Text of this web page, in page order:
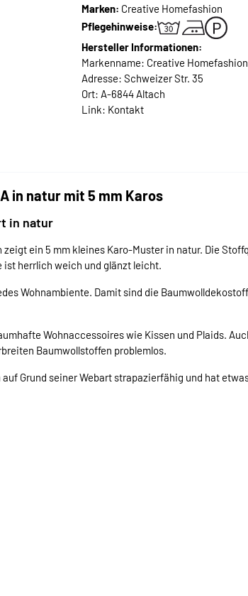
Marken: Creative Homefashion
Pflegehinweise:
Hersteller Informationen:
Markenname: Creative Homefashion
Adresse: Schweizer Str. 35
Ort: A-6844 Altach
Link: Kontakt
in natur mit 5 mm Karos
in natur
ein 5 mm kleines Karo-Muster in natur. Die
herrlich weich und glänzt leicht.
Wohnambiente. Damit sind die
Wohnaccessoires wie Kissen und Plaids.
Baumwollstoffen problemlos.
Grund seiner Webart strapazierfähig und hat